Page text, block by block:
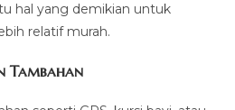
hal yang demikian untuk
relatif murah.
Tambahan